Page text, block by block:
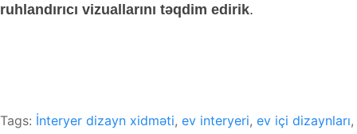
ruhlandırıcı vizuallarını təqdim edirik.
Tags: İnteryer dizayn xidməti, ev interyeri, ev içi dizaynları,